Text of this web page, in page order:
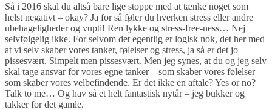
Så i 2016 skal du altså bare lige stoppe med at tænke noget som
helst negativt – okay? Ja for så føler du hverken stress eller andre
ubehageligheder og vupti! Ren lykke og stress-free-ness… Nej
selvfølgelig ikke. For selvom det egentlig er logisk nok, det her med
at vi selv skaber vores tanker, følelser og stress, ja så er det jo
pissesvært. Simpelt men pissesvært. Men jeg synes, at du og jeg selv
skal tage ansvar for vores egne tanker – som skaber vores følelser –
som skaber vores velbefindende. Er det ikke en aftale? Yes or no?
Talk to me… Og hav så et helt fantastisk nytår – jeg bukker og
takker for det gamle.